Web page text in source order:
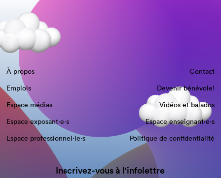
À propos
Contact
Emplois
Devenir bénévole!
Espace médias
Vidéos et balados
Espace exposant·e⋅s
Espace enseignant·e⋅s
Espace professionnel·le⋅s
Politique de confidentialité
Inscrivez-vous à l'infolettre